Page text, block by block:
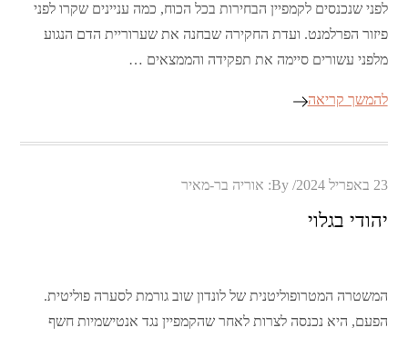
לפני שנכנסים לקמפיין הבחירות בכל הכוח, כמה עניינים שקרו לפני
פיזור הפרלמנט. ועדת החקירה שבחנה את שערוריית הדם הנגוע
מלפני עשורים סיימה את תפקידה והממצאים …
להמשך קריאה
Posted
23 באפריל 2024 By: אוריה בר-מאיר
יהודי בגלוי
המשטרה המטרופוליטנית של לונדון שוב גורמת לסערה פוליטית.
הפעם, היא נכנסה לצרות לאחר שהקמפיין נגד אנטישמיות חשף